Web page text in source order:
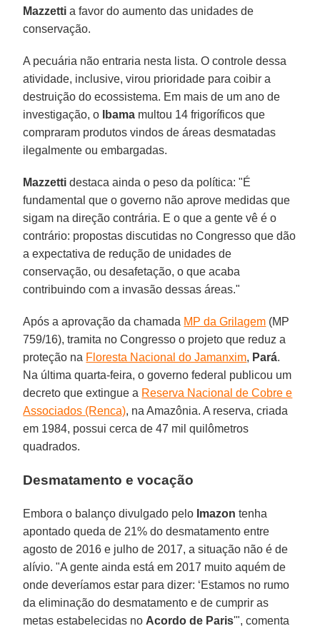
Mazzetti a favor do aumento das unidades de
conservação.
A pecuária não entraria nesta lista. O controle dessa
atividade, inclusive, virou prioridade para coibir a
destruição do ecossistema. Em mais de um ano de
investigação, o
Ibama multou 14 frigoríficos que
compraram produtos vindos de áreas desmatadas
ilegalmente ou embargadas.
Mazzetti destaca ainda o peso da política: "É
fundamental que o governo não aprove medidas que
sigam na direção contrária. E o que a gente vê é o
contrário: propostas discutidas no Congresso que dão
a expectativa de redução de unidades de
conservação, ou desafetação, o que acaba
contribuindo com a invasão dessas áreas."
Após a aprovação da chamada MP da Grilagem (MP
759/16), tramita no Congresso o projeto que reduz a
proteção na Floresta Nacional do Jamanxim, Pará.
Na última quarta-feira, o governo federal publicou um
decreto que extingue a Reserva Nacional de Cobre e
Associados (Renca), na Amazônia. A reserva, criada
em 1984, possui cerca de 47 mil quilômetros
quadrados.
Desmatamento e vocação
Embora o balanço divulgado pelo Imazon tenha
apontado queda de 21% do desmatamento entre
agosto de 2016 e julho de 2017, a situação não é de
alívio. "A gente ainda está em 2017 muito aquém de
onde deveríamos estar para dizer: ‘Estamos no rumo
da eliminação do desmatamento e de cumprir as
metas estabelecidas no Acordo de Paris'", comenta